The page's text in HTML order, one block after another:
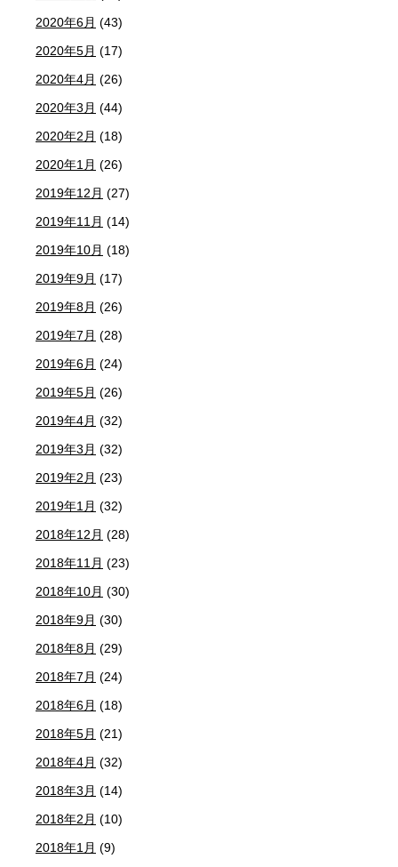
2020年6月 (43)
2020年5月 (17)
2020年4月 (26)
2020年3月 (44)
2020年2月 (18)
2020年1月 (26)
2019年12月 (27)
2019年11月 (14)
2019年10月 (18)
2019年9月 (17)
2019年8月 (26)
2019年7月 (28)
2019年6月 (24)
2019年5月 (26)
2019年4月 (32)
2019年3月 (32)
2019年2月 (23)
2019年1月 (32)
2018年12月 (28)
2018年11月 (23)
2018年10月 (30)
2018年9月 (30)
2018年8月 (29)
2018年7月 (24)
2018年6月 (18)
2018年5月 (21)
2018年4月 (32)
2018年3月 (14)
2018年2月 (10)
2018年1月 (9)